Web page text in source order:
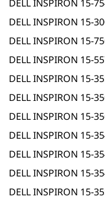
DELL INSPIRON 15-
DELL INSPIRON 15-
DELL INSPIRON 15-
DELL INSPIRON 15-
DELL INSPIRON 15-
DELL INSPIRON 15-
DELL INSPIRON 15-
DELL INSPIRON 15-
DELL INSPIRON 15-
DELL INSPIRON 15-
DELL INSPIRON 15-